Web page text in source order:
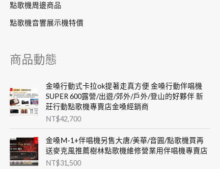
點歌機周邊商品
點歌機音響展示機特價
商品動態
金嗓行動式卡拉ok提著走真方便 金嗓行動伴唱機
SUPER 600露營/出遊/郊外/戶外/登山的好夥伴 新
莊行動點歌機專賣店金嗓經銷商
NT$42,700
金嗓M-1+伴唱機另售大唐/美華/音圓/點歌機買再
送麥克風推薦樹林點歌機維修營業用伴唱機專賣店
NT$31,500